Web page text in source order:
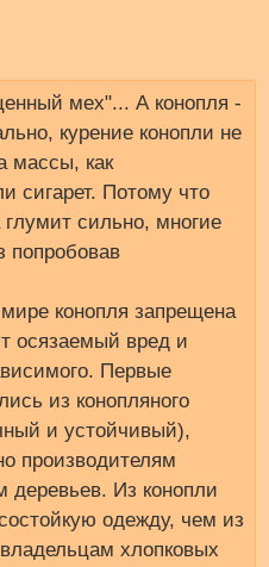
мех"... А конопля -
курение конопли не
массы, как
сигарет. Потому что
сильно, многие
попробовав
конопля запрещена
осязаемый вред и
Первые
из конопляного
и устойчивый),
производителям
Из конопли
одежду, чем из
хлопковых